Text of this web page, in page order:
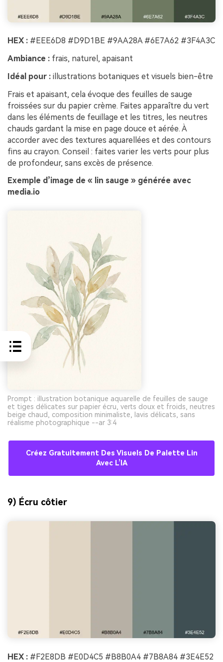
HEX : #EEE6D8 #D9D1BE #9AA28A #6E7A62 #3F4A3C
Ambiance : frais, naturel, apaisant
Idéal pour : illustrations botaniques et visuels bien-être
Frais et apaisant, cela évoque des feuilles de sauge
froissées sur du papier crème. Faites apparaître du vert
dans les éléments de feuillage et les titres, les neutres
chauds gardant la mise en page douce et aérée. À
accorder avec des textures aquarellées et des contours
fins au crayon. Conseil : faites varier les verts pour plus
de profondeur, sans excès de présence.
Exemple d’image de « lin sauge » générée avec
media.io
Prompt : illustration botanique aquarelle de feuilles de sauge
et tiges délicates sur papier écru, verts doux et froids, neutres
beige chaud, composition minimaliste, lavis délicats, sans
réalisme photographique --ar 3:4
Créez Gratuitement Des Visuels De Palette Lin
Avec L’IA
9) Écru côtier
HEX : #F2E8DB #E0D4C5 #B8B0A4 #7B8A84 #3E4E52